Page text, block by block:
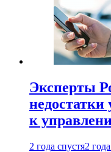
Эксперты
недостатки
к
2 года спустя2